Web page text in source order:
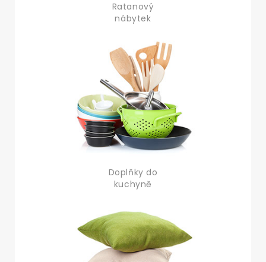
Ratanový
nábytek
Doplňky do
kuchyně